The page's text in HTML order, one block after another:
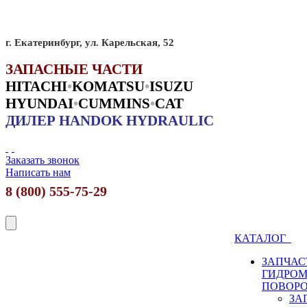
г. Екатеринбург, ул. Карельская, 52
ЗАПАСНЫЕ ЧАСТИ
HITACHI•KOMATSU•ISUZU
HYUNDAI•CUMMINS•CAT
ДИЛЕР HANDOK HYDRAULIC
Заказать звонок
Написать нам
8 (800) 555-75-29
КАТАЛОГ